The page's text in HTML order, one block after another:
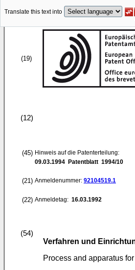
Translate this text into
(19)
(12)
(45) Hinweis auf die Patenterteilung:
09.03.1994 Patentblatt 1994/10
(21) Anmeldenummer: 92104519.1
(22) Anmeldetag: 16.03.1992
(54)
Verfahren und
Process and apparatus